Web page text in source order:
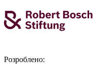
Розроблено: